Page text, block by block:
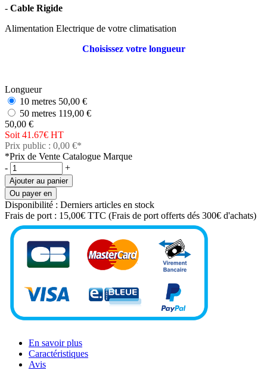
- Cable Rigide
Alimentation Electrique de votre climatisation
Choisissez votre longueur
Longueur
10 metres 50,00 €
50 metres 119,00 €
50,00 €
Soit 41.67€ HT
Prix public : 0,00 €*
*Prix de Vente Catalogue Marque
-
+
Ajouter au panier
Ou payer en
Disponibilité : Derniers articles en stock
Frais de port : 15,00€ TTC (Frais de port offerts dés 300€ d'achats)
En savoir plus
Caractéristiques
Avis